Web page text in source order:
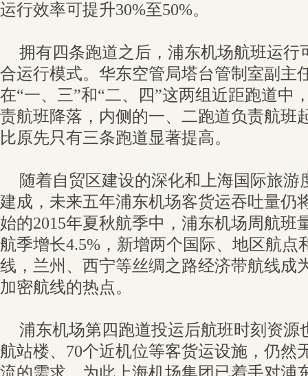
运行效率可提升30%至50%。
拥有四条跑道之后，浦东机场航班运行
合运行模式。华东空管局塔台管制室副主
在“一、三”和“二、四”这两组近距跑道中
责航班降落，内侧的一、二跑道负责航班
比原先只有三条跑道显著提高。
随着自贸区建设的深化和上海国际旅游
建成，未来五年浦东机场客货运吞吐量仍
始的2015年夏秋航季中，浦东机场周航班
航季增长4.5%，新增两个国际、地区航点
线，兰州、西宁等丝绸之路经济带航线成
加密航线的热点。
浦东机场第四跑道投运后航班时刻资源
航站楼、70个近机位等客货运设施，仍然